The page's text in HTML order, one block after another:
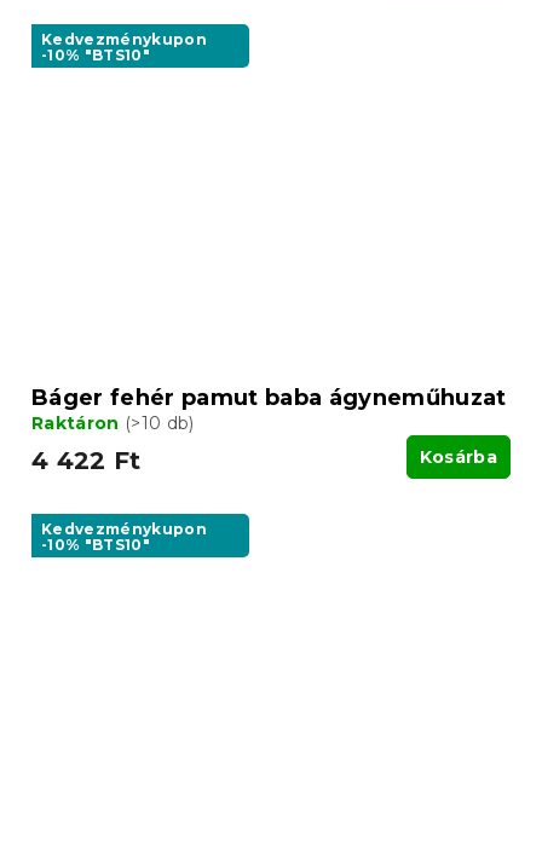
Kedvezménykupon
-10% "BTS10"
Báger fehér pamut baba ágyneműhuzat
Raktáron (>10 db)
4 422 Ft Kosárba
Kedvezménykupon
-10% "BTS10"